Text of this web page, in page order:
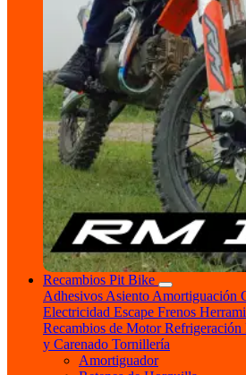
Recambios Pit Bike
Adhesivos Asiento Amortiguación
Electricidad Escape Frenos
Recambios de MotorRefrigeración
y Carenado Tornillería
Amortiguador